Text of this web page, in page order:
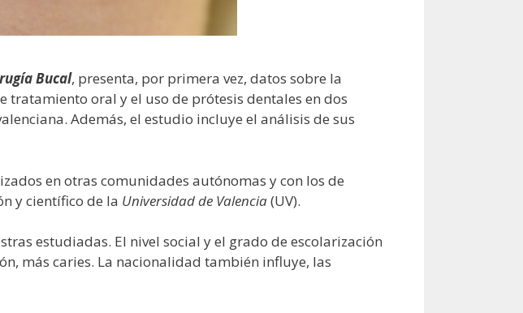
Bucal, presenta, por primera vez, datos sobre la
oral y el uso de prótesis dentales en dos
Además, el estudio incluye el análisis de sus
en otras comunidades autónomas y con los de
y científico de la Universidad de Valencia(UV).
estudiadas. El nivel social y el grado de escolarización
más caries. La nacionalidad también influye, las